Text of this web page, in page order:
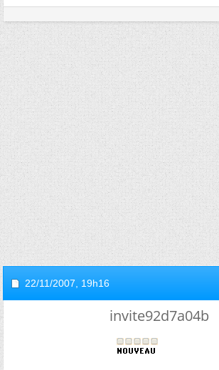
22/11/2007, 19h16
invite92d7a04b